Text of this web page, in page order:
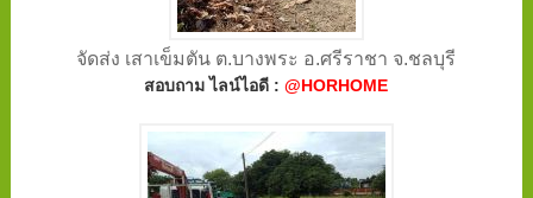
จัดส่ง เสาเข็มตัน ต.บางพระ อ.ศรีราชา จ.ชลบุรี
สอบถาม ไลน์ไอดี :@HORHOME